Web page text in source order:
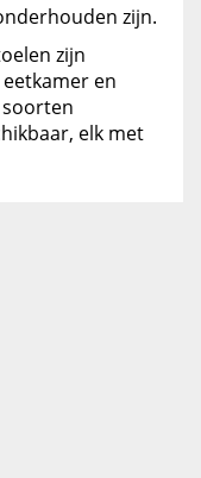
zijn.
zijn
en
elk met